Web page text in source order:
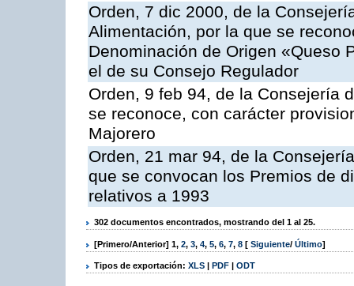
Orden, 7 dic 2000, de la
Alimentación, por la que se
Denominación de Origen «Queso
el de su Consejo Regulador
Orden, 9 feb 94, de la Consejería
se reconoce, con carácter
Majorero
Orden, 21 mar 94, de la
que se convocan los Premios de
relativos a 1993
302 documentos encontrados, mostrando del 1 al 25.
[Primero/Anterior] 1, 2, 3, 4, 5, 6, 7, 8 [ Siguiente/ Último]
Tipos de exportación: XLS | PDF | ODT